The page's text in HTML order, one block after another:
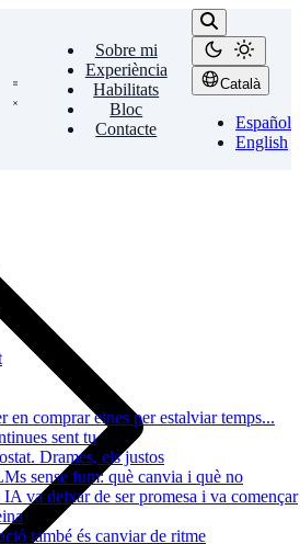
Sobre mi
Experiència
Habilitats
Bloc
Contacte
Català
Español
English
en comprar eines per estalviar temps...
sent tu
Drames, els justos
sense fum: què canvia i què no
va deixar de ser promesa i va començar
també és canviar de ritme